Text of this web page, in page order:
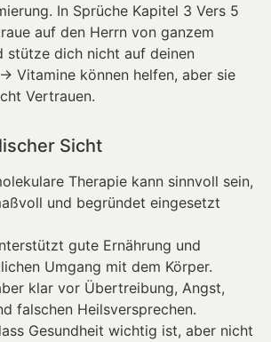
In Sprüche Kapitel 3 Vers 5
auf den Herrn von ganzem
stütze dich nicht auf deinen
Vitamine können helfen, aber sie
Vertrauen.
Sicht
Therapie kann sinnvoll sein,
und begründet eingesetzt
gute Ernährung und
Umgang mit dem Körper.
klar vor Übertreibung, Angst,
falschen Heilsversprechen.
Gesundheit wichtig ist, aber nicht